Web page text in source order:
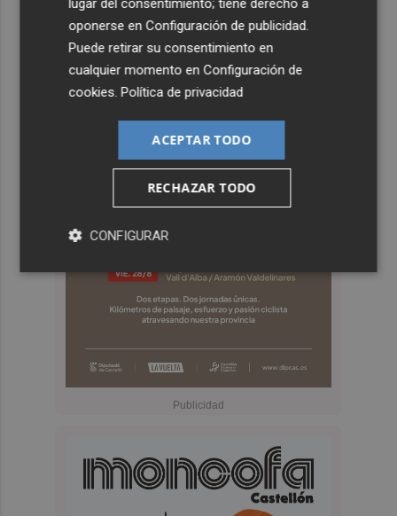
oponerse enConfiguración de publicidad
Puede retirar su consentimiento en
cualquier momento enConfiguración de
cookies .Política de privacidad
ACEPTAR TODO
RECHAZAR TODO
CONFIGURAR